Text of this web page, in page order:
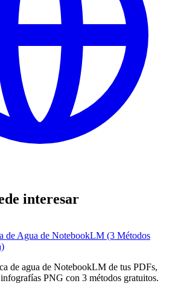
interesar
de Agua de NotebookLM (3 Métodos
de agua de NotebookLM de tus PDFs,
PNG con 3 métodos gratuitos.